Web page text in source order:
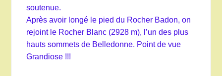
soutenue.
Après avoir longé le pied du Rocher Badon, on
rejoint le Rocher Blanc (2928 m), l’un des plus
hauts sommets de Belledonne. Point de vue
Grandiose !!!